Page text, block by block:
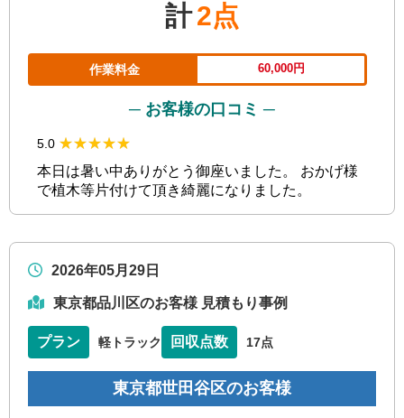
計2点
作業料金 60,000円
─ お客様の口コミ ─
5.0 ★★★★★
★★★★★
本日は暑い中ありがとう御座いました。 おかげ様
で植木等片付けて頂き綺麗になりました。
2026年05月29日
東京都品川区のお客様 見積もり事例
プラン 軽トラック 回収点数 17点
東京都世田谷区のお客様